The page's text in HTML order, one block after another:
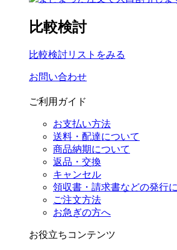
比較検討
比較検討リストをみる
お問い合わせ
ご利用ガイド
お支払い方法
送料・配達について
商品納期について
返品・交換
キャンセル
領収書・請求書などの発行
ご注文方法
お急ぎの方へ
お役立ちコンテンツ